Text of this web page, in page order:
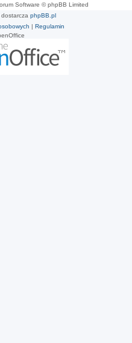
Software © phpBB Limited
phpBB.pl
| Regulamin